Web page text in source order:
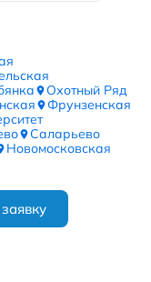
Охотный Ряд
Фрунзенская
Саларьево
Новомосковская